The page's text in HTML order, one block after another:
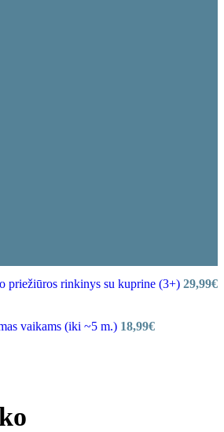
priežiūros rinkinys su kuprine (3+) 29,99€
vaikams (iki ~5 m.) 18,99€